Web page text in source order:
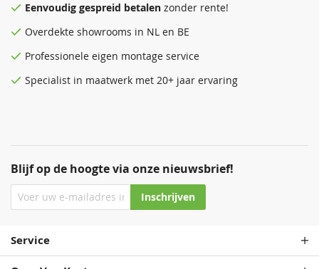
Blijf op de hoogte via onze nieuwsbrief!
Inschrijven
Eenvoudig gespreid betalen zonder rente!
Overdekte showrooms in NL en BE
Professionele eigen montage service
Specialist in maatwerk met 20+ jaar ervaring
Service